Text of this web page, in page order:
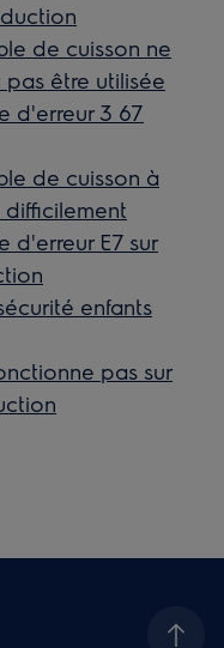
de cuisson ne
être utilisée
d'erreur 3 67
de cuisson à
d'erreur E7 sur
enfants
pas sur